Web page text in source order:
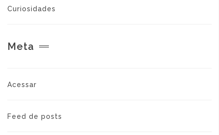
Curiosidades
Meta
Acessar
Feed de posts